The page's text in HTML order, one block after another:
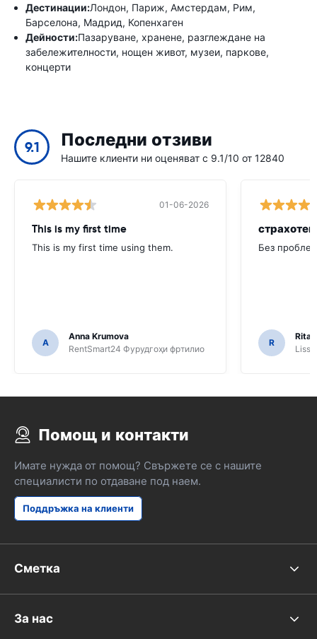
Дестинации:Лондон, Париж, Амстердам, Рим,
Барселона, Мадрид, Копенхаген
Дейности:Пазаруване, хранене, разглеждане на
забележителности, нощен живот, музеи, паркове,
концерти
9.1 Последни отзиви
Нашите клиенти ни оценяват с 9.1/10 от 12840
01-06-2026
This is my first time
This is my first time using them.
A
Anna Krumova
RentSmart24 Фурудгоҳи фртилио
страхотен
Без
R
Rita
Помощ и контакти
Имате нужда от помощ? Свържете се с нашите
специалисти по отдаване под наем.
Поддръжка на клиенти
Сметка
За нас